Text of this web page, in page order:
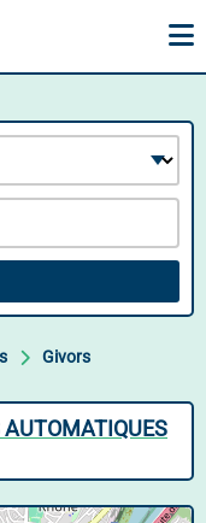
Givors
AUTOMATIQUES